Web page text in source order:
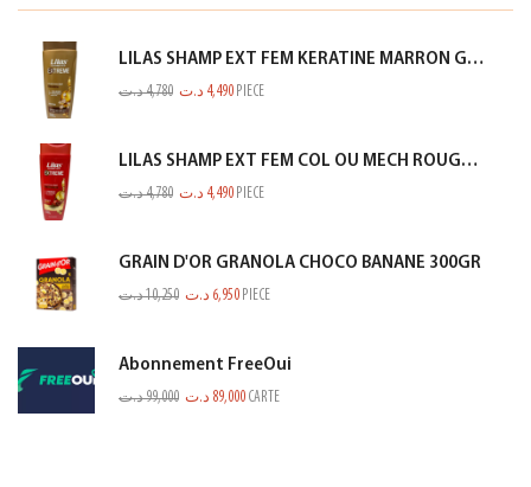
LILAS SHAMP EXT FEM KERATINE MARRON GOLD 350ML
4,780د.ت 4,490 د.ت PIECE
LILAS SHAMP EXT FEM COL OU MECH ROUGE 350ML
4,780د.ت 4,490 د.ت PIECE
GRAIN D'OR GRANOLA CHOCO BANANE 300GR
10,250د.ت 6,950 د.ت PIECE
Abonnement FreeOui
99,000د.ت 89,000 د.ت CARTE